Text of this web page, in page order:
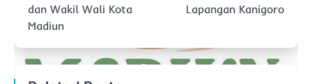
dan Wakil Wali Kota
Madiun
Lapangan Kanigoro